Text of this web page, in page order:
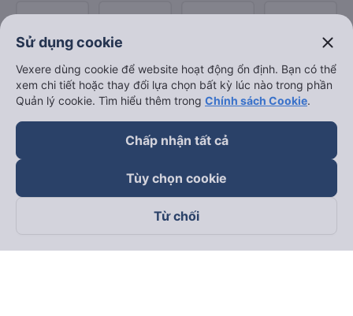
Theo dõi chúng tôi trên
Sử dụng cookie close
Vexere dùng cookie để website hoạt động ổn định. Bạn có thể
xem chi tiết hoặc thay đổi lựa chọn bất kỳ lúc nào trong phần
Quản lý cookie. Tìm hiểu thêm trong Chính sách Cookie.
Chấp nhận tất cả
Tùy chọn cookie
Từ chối